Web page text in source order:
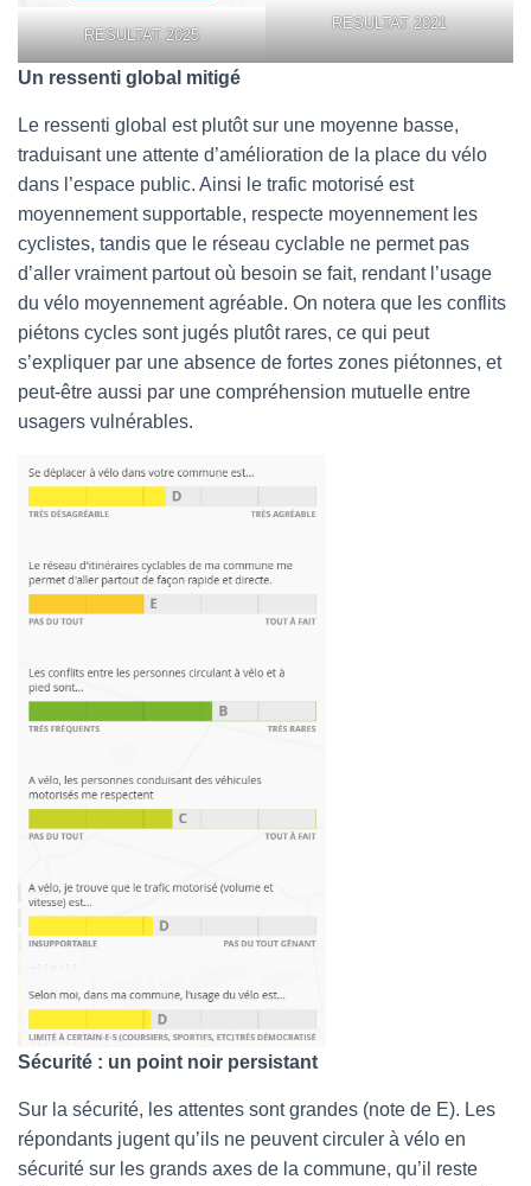
RESULTAT 2025
RESULTAT 2021
Un ressenti global mitigé
Le ressenti global est plutôt sur une moyenne basse,
traduisant une attente d’amélioration de la place du vélo
dans l’espace public. Ainsi le trafic motorisé est
moyennement supportable, respecte moyennement les
cyclistes, tandis que le réseau cyclable ne permet pas
d’aller vraiment partout où besoin se fait, rendant l’usage
du vélo moyennement agréable. On notera que les conflits
piétons cycles sont jugés plutôt rares, ce qui peut
s’expliquer par une absence de fortes zones piétonnes, et
peut-être aussi par une compréhension mutuelle entre
usagers vulnérables.
Sécurité : un point noir persistant
Sur la sécurité, les attentes sont grandes (note de E). Les
répondants jugent qu’ils ne peuvent circuler à vélo en
sécurité sur les grands axes de la commune, qu’il reste